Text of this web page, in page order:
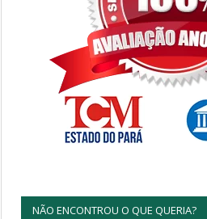
NÃO ENCONTROU O QUE QUERIA?